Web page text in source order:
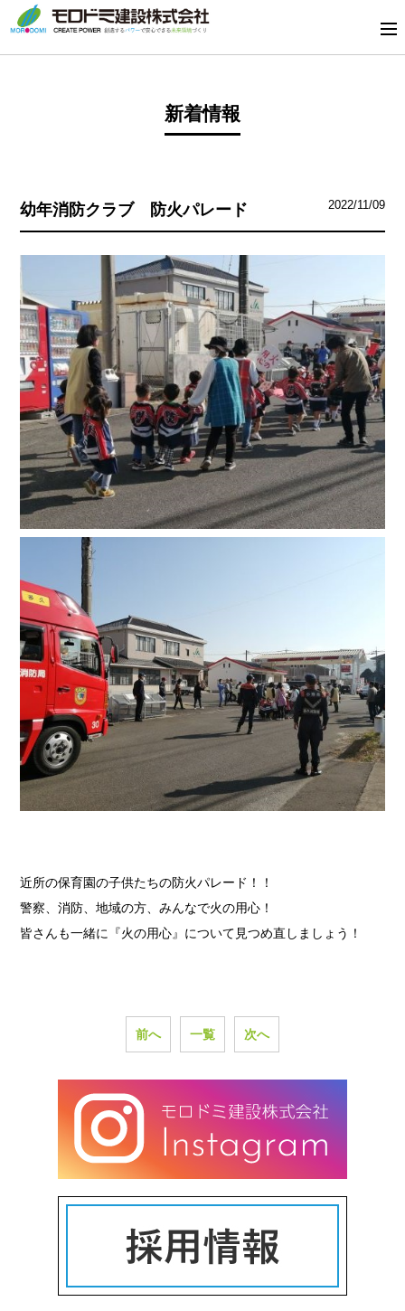
新着情報
幼年消防クラブ 防火パレード 2022/11/09
近所の保育園の子供たちの防火パレード！！
警察、消防、地域の方、みんなで火の用心！
皆さんも一緒に『火の用心』について見つめ直しましょう！
前へ 一覧 次へ